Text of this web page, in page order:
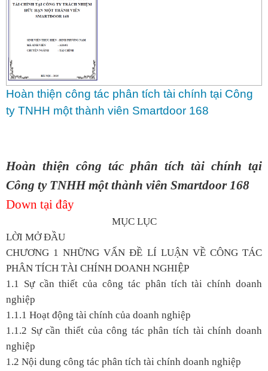
Hoàn thiện công tác phân tích tài chính tại Công
ty TNHH một thành viên Smartdoor 168
Hoàn thiện công tác phân tích tài chính tại
Công ty TNHH một thành viên Smartdoor 168
Down tại đây
MỤC LỤC
LỜI MỞ ĐẦU
CHƯƠNG 1 NHỮNG VẤN ĐỀ LÍ LUẬN VỀ CÔNG TÁC
PHÂN TÍCH TÀI CHÍNH DOANH NGHIỆP
1.1 Sự cần thiết của công tác phân tích tài chính doanh
nghiệp
1.1.1 Hoạt động tài chính của doanh nghiệp
1.1.2 Sự cần thiết của công tác phân tích tài chính doanh
nghiệp
1.2 Nội dung công tác phân tích tài chính doanh nghiệp